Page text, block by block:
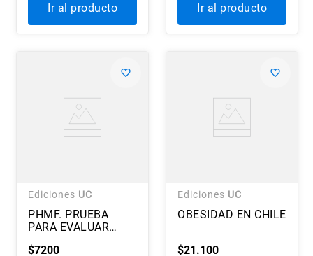
Ir al producto
AÑOSIr al producto
Ediciones UC
PHMF. PRUEBA
PARA EVALUAR
METALINGÜÍSTICAS
$7200
Ediciones UC
OBESIDAD EN CHILE
$21.100